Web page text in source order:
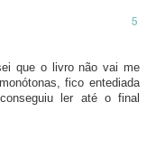
que o livro não vai me
fico entediada
ler até o final